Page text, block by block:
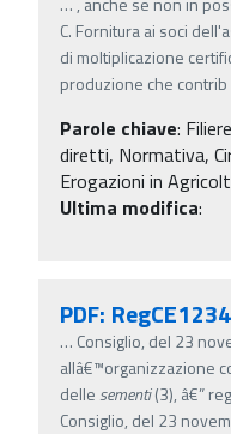
C. Fornitura ai soci
di moltiplicazione
produzione che contrib
Parole chiave:
diretti, Normativa,
Erogazioni in
Ultima modifica:
PDF:
… Consiglio, del 23
allâ€™organizzazione
delle sementi(3), â€”
Consiglio, del 23